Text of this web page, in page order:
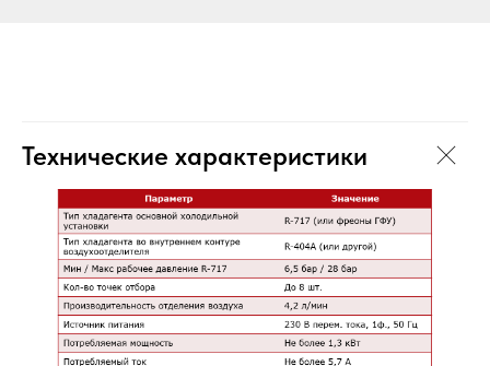
Технические характеристики